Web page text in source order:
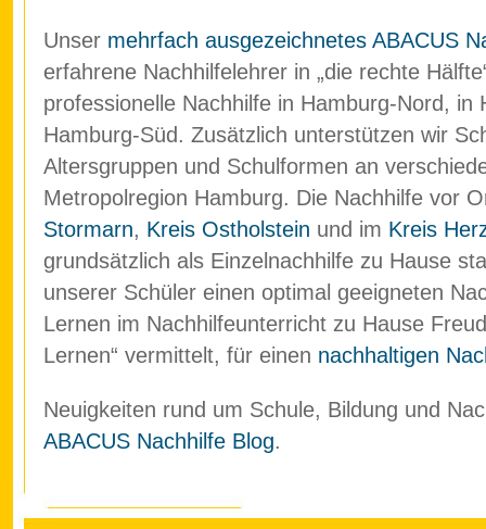
Unser mehrfach ausgezeichnetes ABACUS
erfahrene Nachhilfelehrer in „die rechte
professionelle Nachhilfe in Hamburg-Nord, in
Hamburg-Süd. Zusätzlich unterstützen wir
Altersgruppen und Schulformen an
Metropolregion Hamburg. Die Nachhilfe vor
Stormarn, Kreis Ostholstein und im Kreis
grundsätzlich als Einzelnachhilfe zu Hause
unserer Schüler einen optimal geeigneten
Lernen im Nachhilfeunterricht zu Hause
Lernen“ vermittelt, für einen nachhaltigen
Neuigkeiten rund um Schule, Bildung und
ABACUS Nachhilfe Blog.